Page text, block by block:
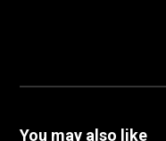
You may also like